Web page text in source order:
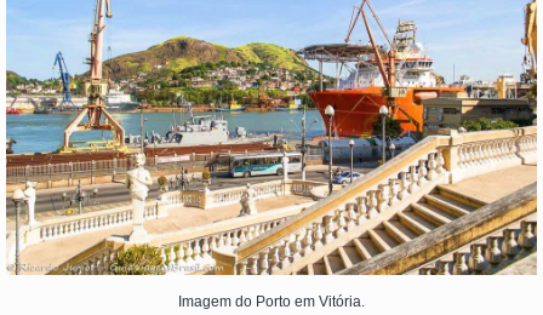
Imagem do Porto em Vitória.